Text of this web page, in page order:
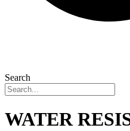
Search
WATER